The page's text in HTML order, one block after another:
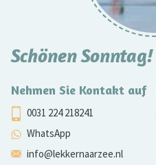
Schönen Sonntag!
Nehmen Sie Kontakt auf
0031 224 218241
WhatsApp
info@lekkernaarzee.nl